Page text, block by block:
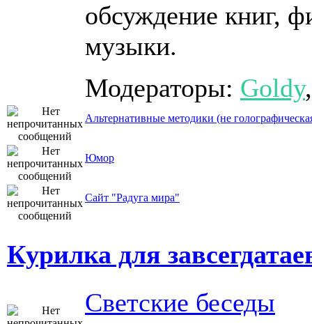
обсуждение книг,
музыки.
Модераторы: Goldy
Альтернативные методики (не
Юмор
Сайт "Радуга мира"
Курилка для
Светские беседы